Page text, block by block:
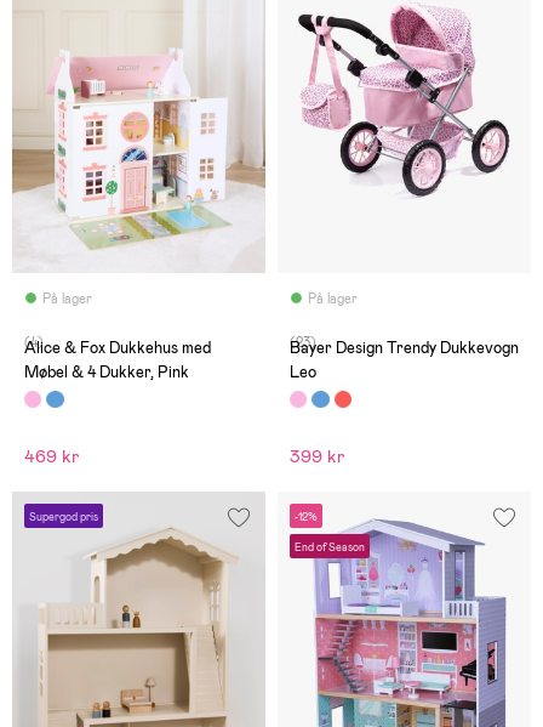
På lager
(4)
Alice & Fox Dukkehus med
Møbel & 4 Dukker, Pink
469 kr
På lager
(23)
Bayer Design Trendy Dukkevogn
Leo
399 kr
Supergod pris -12%
End of Season